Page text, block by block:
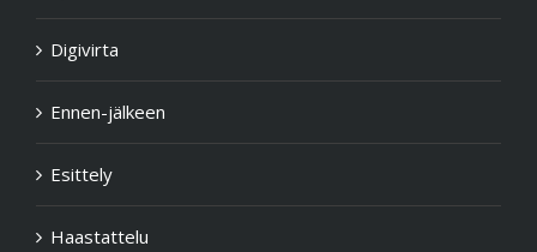
Digivirta
Ennen-jälkeen
Esittely
Haastattelu